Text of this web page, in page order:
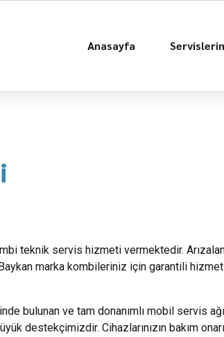
Anasayfa
teknik servis hizmeti vermektedir.
marka kombileriniz için garantili
bulunan ve tam donanımlı mobil servis
destekçimizdir. Cihazlarınızın bakım